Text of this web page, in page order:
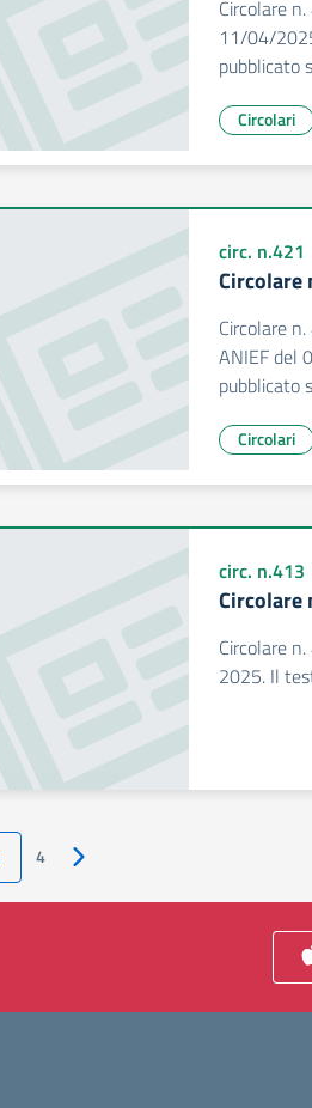
Circolare
11/04/
pubblicato
Circolari
circ. n.421
Circolare
Circolare
ANIEF del
pubblicato
Circolari
circ. n.413
Circolare
Circolare
2025. Il
4 Pagina successiva